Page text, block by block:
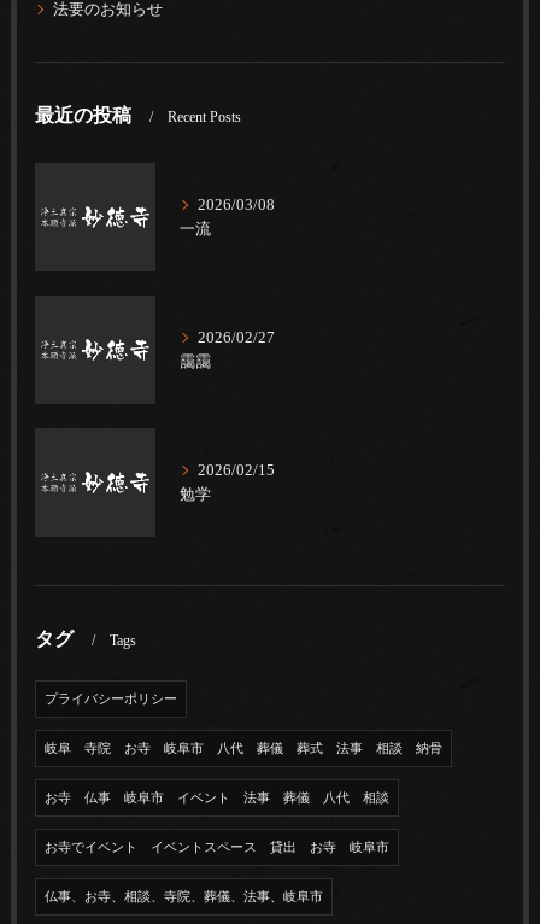
法要のお知らせ
最近の投稿 Recent Posts
2026/03/08
一流
2026/02/27
靄靄
2026/02/15
勉学
タグ Tags
プライバシーポリシー
岐阜 寺院 お寺 岐阜市 八代 葬儀 葬式 法事 相談 納骨
お寺 仏事 岐阜市 イベント 法事 葬儀 八代 相談
お寺でイベント イベントスペース 貸出 お寺 岐阜市
仏事、お寺、相談、寺院、葬儀、法事、岐阜市